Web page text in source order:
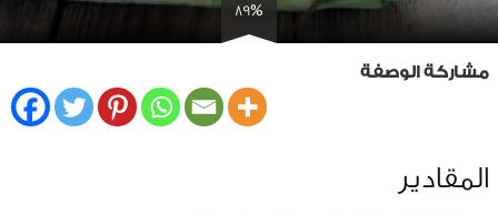
89%
مشاركة الوصفة
المقادير